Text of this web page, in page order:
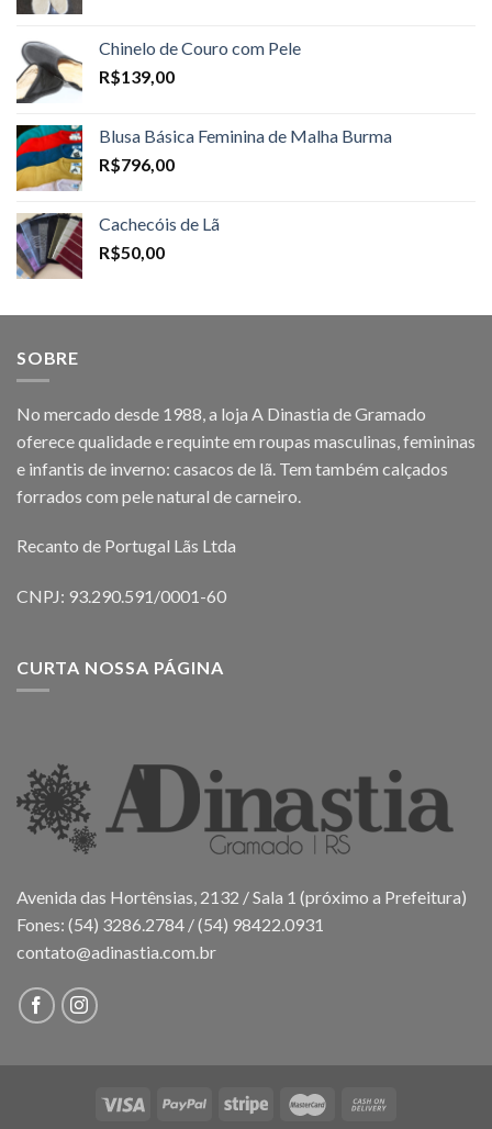
Chinelo de Couro com Pele
R$139,00
Blusa Básica Feminina de Malha Burma
R$796,00
Cachecóis de Lã
R$50,00
SOBRE
No mercado desde 1988, a loja A Dinastia de Gramado
oferece qualidade e requinte em roupas masculinas, femininas
e infantis de inverno: casacos de lã. Tem também calçados
forrados com pele natural de carneiro.
Recanto de Portugal Lãs Ltda
CNPJ: 93.290.591/0001-60
CURTA NOSSA PÁGINA
Avenida das Hortênsias, 2132 / Sala 1 (próximo a Prefeitura)
Fones: (54) 3286.2784 / (54) 98422.0931
contato@adinastia.com.br